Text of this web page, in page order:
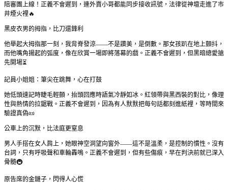
陪審團上線！正義不會遲到，連外賣小哥都能同步接收訊號，法律從神壇走進了市
井煙火裡🔥
黑皮衣男的拇指，比刀還鋒利
他舉起大拇指那一刻，我背脊發涼——不是讚美，是倒數。那女孩趴在地上顫抖，
而他嘴角揚起的弧度，像在欣賞一場即將落幕的戲。正義不會遲到，但黑暗總愛搶
先開場⏳
記員小姐姐：筆尖在跳舞，心在打鼓
她低頭速記時睫毛輕顫，抬頭回應時語氣冷靜如冰。紅領帶與黑西裝的對比，像理
性與熱情的拉鋸戰。正義不會遲到，因為有人默默把每句話都刻進紙裡，等時間來
驗證真偽📜
公車上的沉默，比法庭更窒息
男人手搭在女人肩上，她眼神空洞望向窗外——這不是溫柔，是控制的慣性。沒有
台詞，只有呼吸聲和車輪轟鳴。正義不會遲到，但有些傷痕，早在判決前就已深入
骨髓🚇
原告席的金鏈子，閃得人心慌